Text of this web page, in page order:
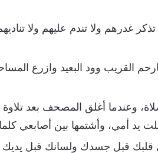
غدرهم ولا تندم عليهم ولا
القريب وود البعيد وازرع
وعندما أغلق المصحف بعد
يد أمي، وأشتمها بين أصابعي
قبل جسدك ولسانك قبل يديك